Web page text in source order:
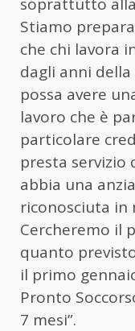
Stiamo
che chi lavora
dagli anni della
possa avere
lavoro che è
particolare
presta servizio
abbia una
riconosciuta in
Cercheremo il
quanto
il primo
Pronto
7 mesi”.